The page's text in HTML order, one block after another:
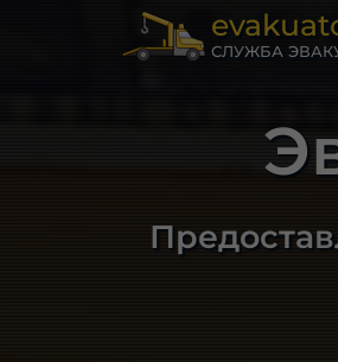
СЛУЖБА